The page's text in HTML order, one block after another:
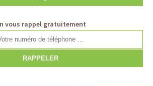
vous rappel gratuitement